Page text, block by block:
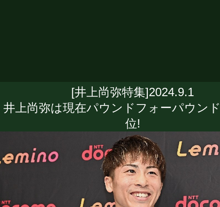
[井上尚弥特集]2024.9.1
井上尚弥は現在パウンドフォーパウン
位!